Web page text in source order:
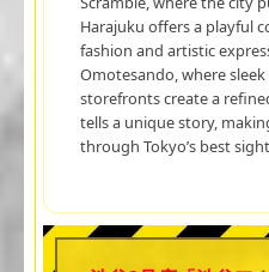
Harajuku offers a playful
fashion and artistic
Omotesando, where
storefronts create a
tells a unique story,
through Tokyo’s best